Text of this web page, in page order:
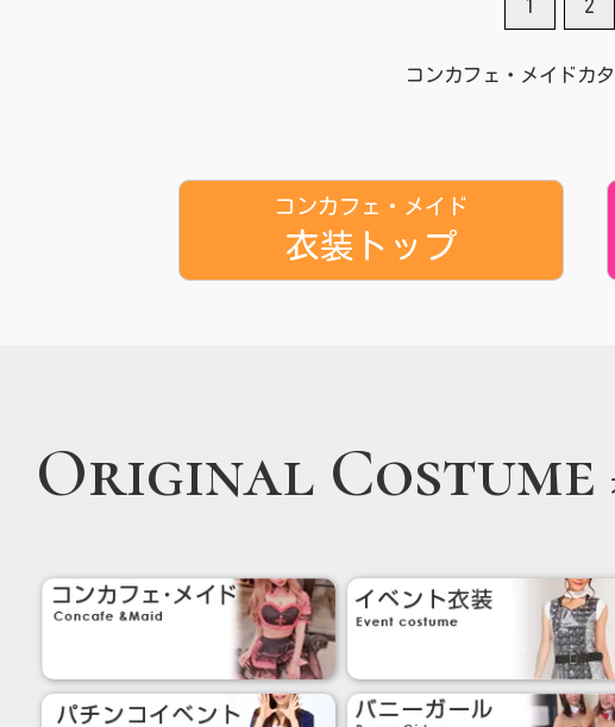
1 2
コンカフェ・メイドカ
コンカフェ・メイド
衣装トップ
Original Costume